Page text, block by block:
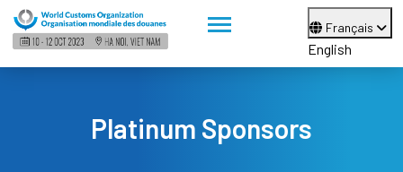
Français
English
Platinum Sponsors